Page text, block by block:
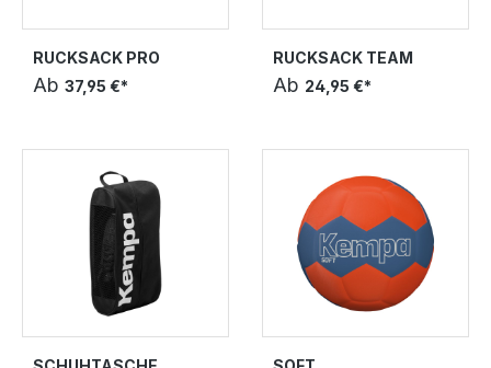
RUCKSACK PRO
Ab 37,95 €*
RUCKSACK TEAM
Ab 24,95 €*